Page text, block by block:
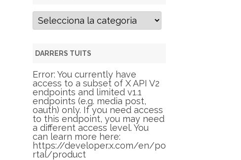
C
g
r
i
e
s
DARRERS TUITS
Error: You currently have
access to a subset of X API V2
endpoints and limited v1.1
endpoints (e.g. media post,
oauth) only. If you need access
to this endpoint, you may need
a different access level. You
can learn more here:
https://developer.x.com/en/po
rtal/product